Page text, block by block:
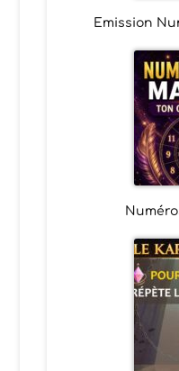
Emission